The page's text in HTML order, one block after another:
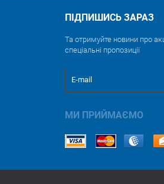
ПІДПИШИСЬ ЗАРАЗ
Та отримуйте новини про
спеціальні пропозиції
МИ ПРИЙМАЄМО